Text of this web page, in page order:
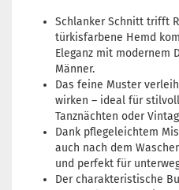
Schlanker Schnitt trifft
türkisfarbene Hemd
Eleganz mit modernem
Männer.
Das feine Muster
wirken – ideal für
Tanznächten oder
Dank pflegeleichtem
auch nach dem
und perfekt für
Der charakteristische